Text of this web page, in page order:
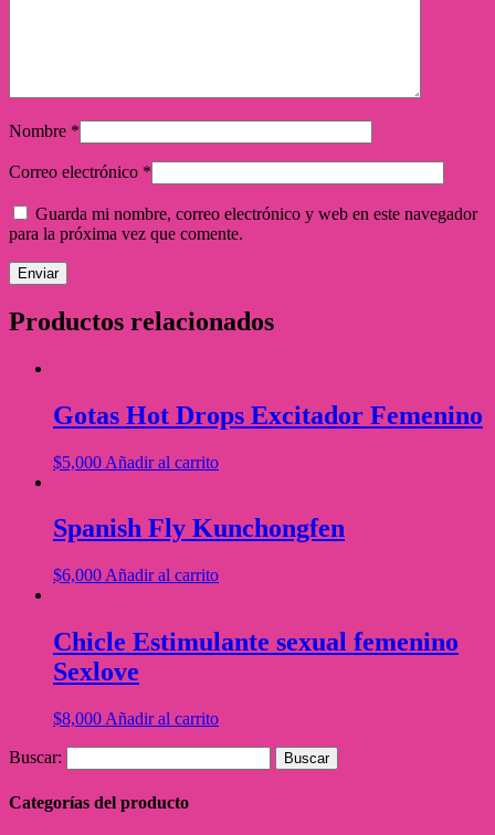
Nombre *
Correo electrónico *
Guarda mi nombre, correo electrónico y web en este navegador
para la próxima vez que comente.
Productos relacionados
Gotas Hot Drops Excitador Femenino
$5,000 Añadir al carrito
Spanish Fly Kunchongfen
$6,000 Añadir al carrito
Chicle Estimulante sexual femenino
Sexlove
$8,000 Añadir al carrito
Buscar:
Categorías del producto